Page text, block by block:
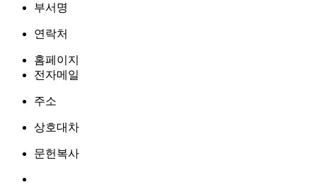
부서명
연락처
홈페이지
전자메일
주소
상호대차
문헌복사